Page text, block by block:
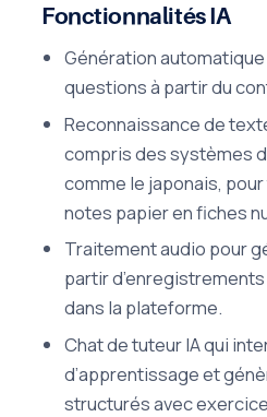
Fonctionnalités IA
Génération
questions à partir du
Reconnaissance de
compris des systèmes
comme le japonais,
notes papier en fiches
Traitement audio pour
partir
dans la plateforme.
Chat de tuteur IA qui
d’apprentissage et
structurés avec